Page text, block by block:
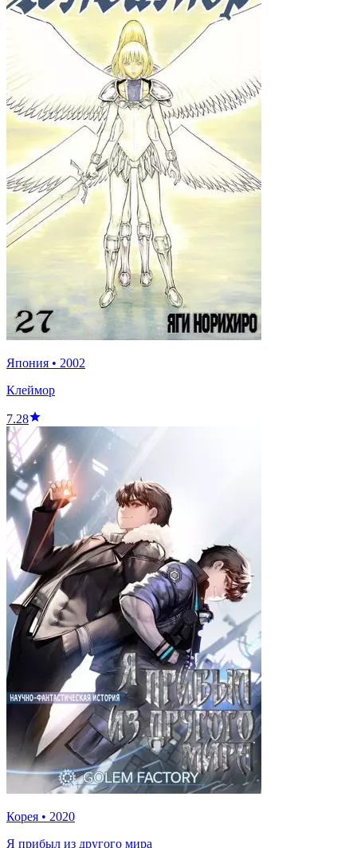
Япония • 2002
Клеймор
7.28
Корея • 2020
Я прибыл из другого мира